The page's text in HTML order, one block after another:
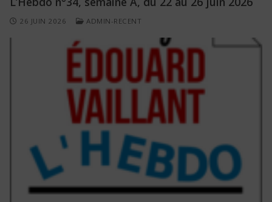
26 JUIN 2026 ADMIN-RECENT